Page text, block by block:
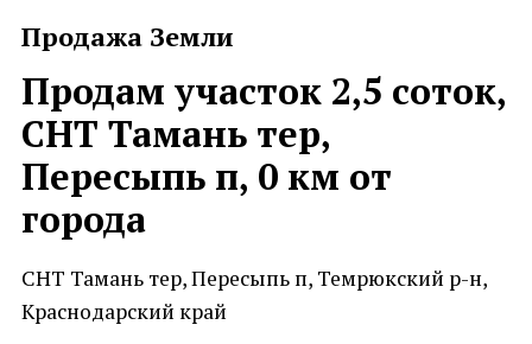
Продажа Земли
Продам участок 2,5 соток,
СНТ Тамань тер,
Пересыпь п, 0 км от
города
СНТ Тамань тер, Пересыпь п, Темрюкский р-н,
Краснодарский край